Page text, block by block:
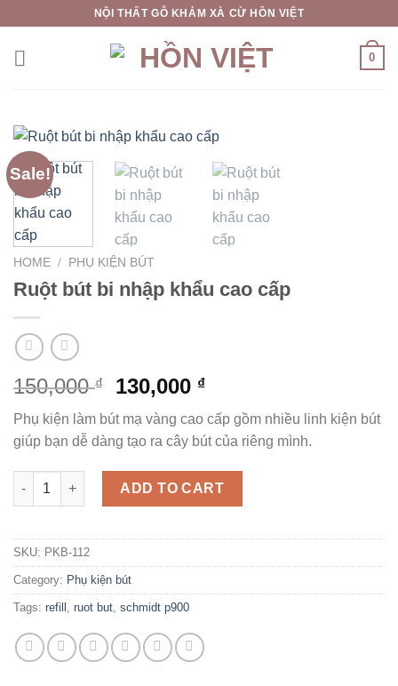
content
NỘI THẤT GỖ KHẢM XÀ CỪ HỒN VIỆT
0
Sale!
HOME / PHỤ KIỆN BÚT
Ruột bút bi nhập khẩu cao cấp
150,000₫
Original
price
was:
150,000 ₫.
130,000 ₫Current
price
is:
130,000 ₫.
Phụ kiện làm bút mạ vàng cao cấp gồm nhiều linh kiện bút
giúp bạn dễ dàng tạo ra cây bút của riêng mình.
Ruột bút bi nhập khẩu cao cấp quantity
ADD TO CART
SKU: PKB-112
Category: Phụ kiện bút
Tags: refill , ruot but, schmidt p900